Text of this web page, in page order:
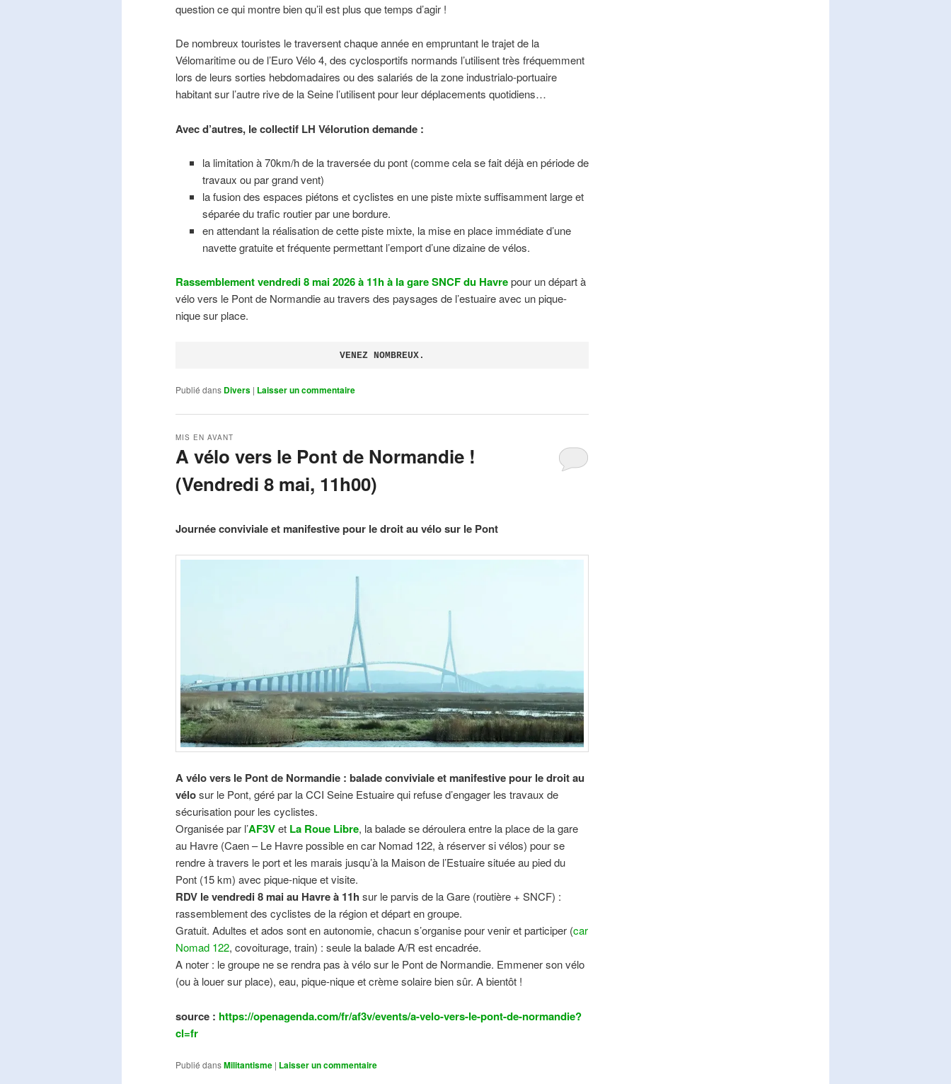
question ce qui montre bien qu’il est plus que temps d’agir !
De nombreux touristes le traversent chaque année en empruntant le trajet de la
Vélomaritime ou de l’Euro Vélo 4, des cyclosportifs normands l’utilisent très fréquemment
lors de leurs sorties hebdomadaires ou des salariés de la zone industrialo-portuaire
habitant sur l’autre rive de la Seine l’utilisent pour leur déplacements quotidiens…
Avec d’autres, le collectif LH Vélorution demande :
la limitation à 70km/h de la traversée du pont (comme cela se fait déjà en période de
travaux ou par grand vent)
la fusion des espaces piétons et cyclistes en une piste mixte suffisamment large et
séparée du trafic routier par une bordure.
en attendant la réalisation de cette piste mixte, la mise en place immédiate d’une
navette gratuite et fréquente permettant l’emport d’une dizaine de vélos.
Rassemblement vendredi 8 mai 2026 à 11h à la gare SNCF du Havrepour un départ à
vélo vers le Pont de Normandie au travers des paysages de l’estuaire avec un pique-
nique sur place.
VENEZ NOMBREUX.
Publié dans Divers | Laisser un commentaire
A vélo vers le Pont de Normandie !
(Vendredi 8 mai, 11h00)
MIS EN AVANT
Journée conviviale et manifestive pour le droit au vélo sur le Pont
A vélo vers le Pont de Normandie : balade conviviale et manifestivepour le droit au
vélosur le Pont, géré par la CCI Seine Estuaire qui refuse d’engager les travaux de
sécurisation pour les cyclistes.
Organisée par l’AF3Vet La Roue Libre, la balade se déroulera entre la place de la gare
au Havre (Caen – Le Havre possible en car Nomad 122, à réserver si vélos) pour se
rendre à travers le port et les marais jusqu’à la Maison de l’Estuaire située au pied du
Pont (15 km) avec pique-nique et visite.
RDV le vendredi 8 mai au Havre à 11h sur le parvis de la Gare (routière + SNCF) :
rassemblement des cyclistes de la région et départ en groupe.
Gratuit. Adultes et ados sont en autonomie, chacun s’organise pour venir et participer (car
Nomad 122, covoiturage, train) : seule la balade A/R est encadrée.
A noter : le groupe ne se rendra pas à vélo sur le Pont de Normandie. Emmener son vélo
(ou à louer sur place), eau, pique-nique et crème solaire bien sûr. A bientôt !
source : https://openagenda.com/fr/af3v/events/a-velo-vers-le-pont-de-normandie?
cl=fr
Publié dansMilitantisme | Laisser un commentaire